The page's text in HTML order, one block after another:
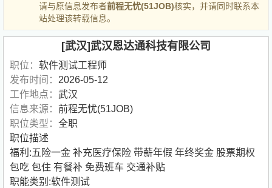
请与原信息发布者前程无忧(51JOB)核实，并请同时联系本
站处理该转载信息。
[武汉]武汉恩达通科技有限公司
职位： 软件测试工程师
发布时间： 2026-05-12
工作地点： 武汉
信息来源： 前程无忧(51JOB)
职位类型： 全职
职位描述
福利:五险一金 补充医疗保险 带薪年假 年终奖金 股票期权
包吃 包住 有餐补 免费班车 交通补贴
职能类别:软件测试